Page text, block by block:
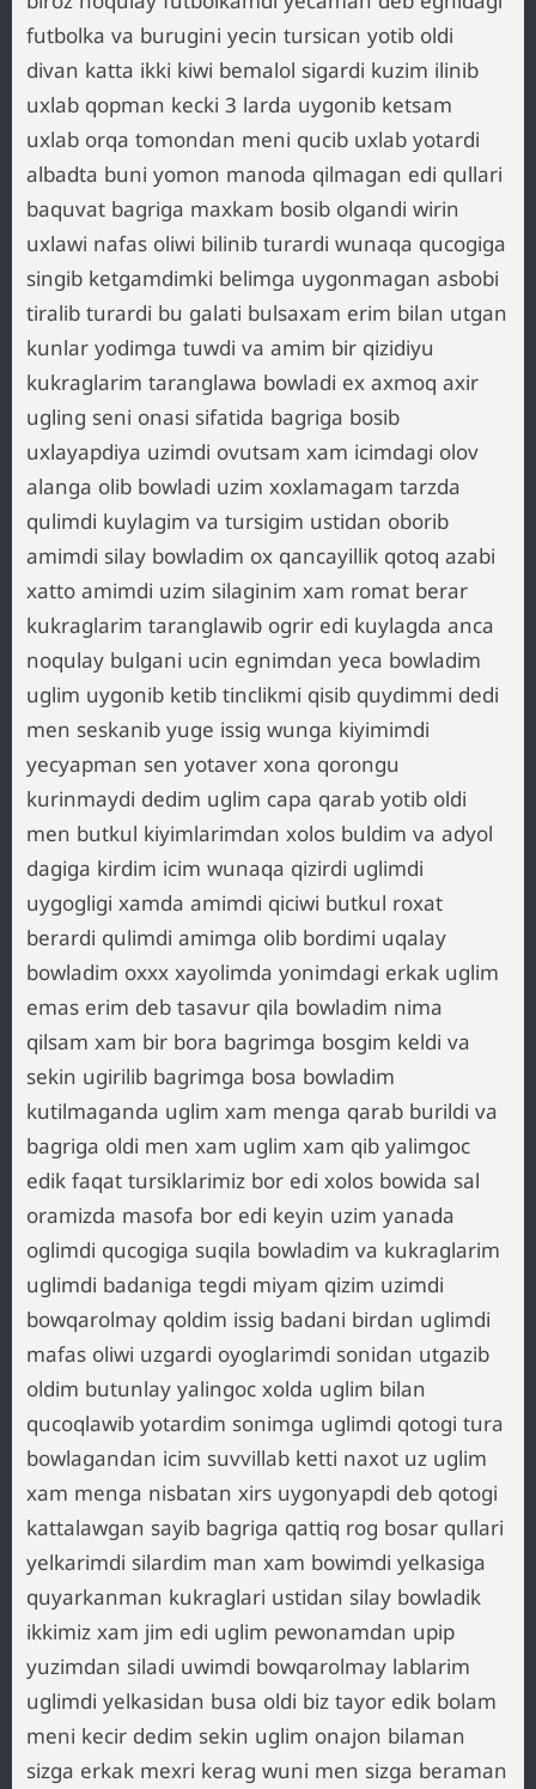
futbolka va burugini yecin tursican yotib oldi
divan katta ikki kiwi bemalol sigardi kuzim ilinib
uxlab qopman kecki 3 larda uygonib ketsam
uxlab orqa tomondan meni qucib uxlab yotardi
albadta buni yomon manoda qilmagan edi qullari
baquvat bagriga maxkam bosib olgandi wirin
uxlawi nafas oliwi bilinib turardi wunaqa qucogiga
singib ketgamdimki belimga uygonmagan asbobi
tiralib turardi bu galati bulsaxam erim bilan utgan
kunlar yodimga tuwdi va amim bir qizidiyu
kukraglarim taranglawa bowladi ex axmoq axir
ugling seni onasi sifatida bagriga bosib
uxlayapdiya uzimdi ovutsam xam icimdagi olov
alanga olib bowladi uzim xoxlamagam tarzda
qulimdi kuylagim va tursigim ustidan oborib
amimdi silay bowladim ox qancayillik qotoq azabi
xatto amimdi uzim silaginim xam romat berar
kukraglarim taranglawib ogrir edi kuylagda anca
noqulay bulgani ucin egnimdan yeca bowladim
uglim uygonib ketib tinclikmi qisib quydimmi dedi
men seskanib yuge issig wunga kiyimimdi
yecyapman sen yotaver xona qorongu
kurinmaydi dedim uglim capa qarab yotib oldi
men butkul kiyimlarimdan xolos buldim va adyol
dagiga kirdim icim wunaqa qizirdi uglimdi
uygogligi xamda amimdi qiciwi butkul roxat
berardi qulimdi amimga olib bordimi uqalay
bowladim oxxx xayolimda yonimdagi erkak uglim
emas erim deb tasavur qila bowladim nima
qilsam xam bir bora bagrimga bosgim keldi va
sekin ugirilib bagrimga bosa bowladim
kutilmaganda uglim xam menga qarab burildi va
bagriga oldi men xam uglim xam qib yalimgoc
edik faqat tursiklarimiz bor edi xolos bowida sal
oramizda masofa bor edi keyin uzim yanada
oglimdi qucogiga suqila bowladim va kukraglarim
uglimdi badaniga tegdi miyam qizim uzimdi
bowqarolmay qoldim issig badani birdan uglimdi
mafas oliwi uzgardi oyoglarimdi sonidan utgazib
oldim butunlay yalingoc xolda uglim bilan
qucoqlawib yotardim sonimga uglimdi qotogi tura
bowlagandan icim suvvillab ketti naxot uz uglim
xam menga nisbatan xirs uygonyapdi deb qotogi
kattalawgan sayib bagriga qattiq rog bosar qullari
yelkarimdi silardim man xam bowimdi yelkasiga
quyarkanman kukraglari ustidan silay bowladik
ikkimiz xam jim edi uglim pewonamdan upip
yuzimdan siladi uwimdi bowqarolmay lablarim
uglimdi yelkasidan busa oldi biz tayor edik bolam
meni kecir dedim sekin uglim onajon bilaman
sizga erkak mexri kerag wuni men sizga beraman